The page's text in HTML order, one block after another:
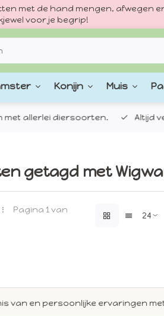
met de hand mengen, afwegen
voor je begrip!
Konijn Muis
allerlei diersoorten. Altijd
getagd met
Pagina 1 van
persoonlijke ervaringen met allerlei